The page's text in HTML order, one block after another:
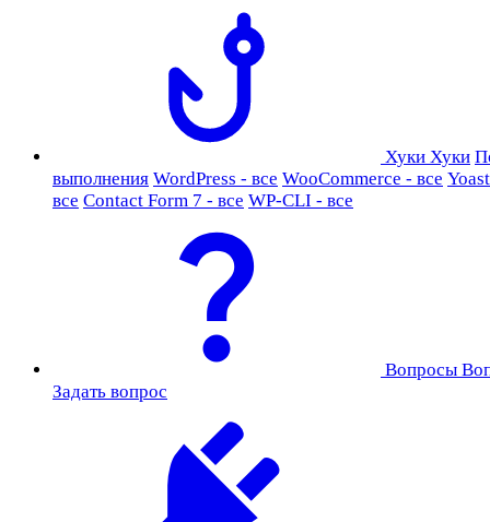
Хуки Хуки
выполнения WordPress - все WooCommerce - все
все Contact Form 7 - все WP-CLI - все
Вопросы
Задать вопрос